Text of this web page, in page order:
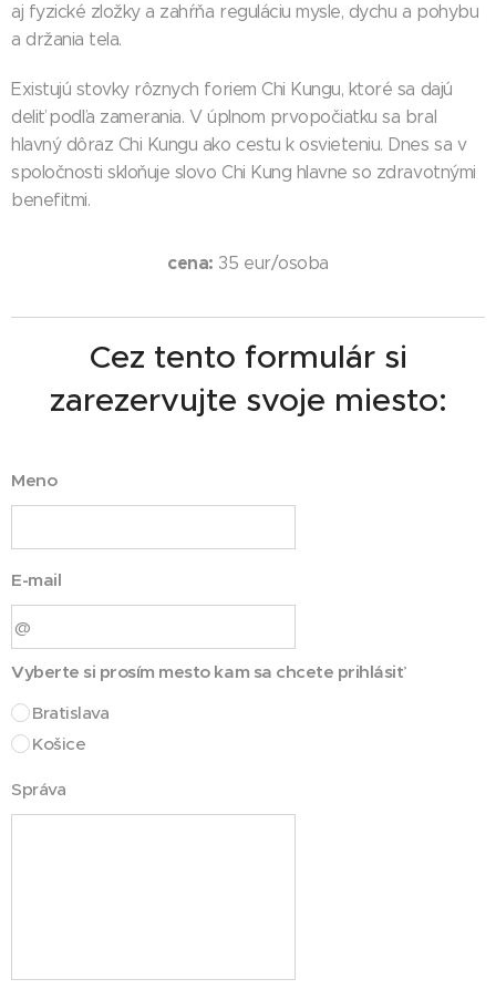
aj fyzické zložky a zahŕňa reguláciu mysle, dychu a pohybu
a držania tela.
Existujú stovky rôznych foriem Chi Kungu, ktoré sa dajú
deliť podľa zamerania. V úplnom prvopočiatku sa bral
hlavný dôraz Chi Kungu ako cestu k osvieteniu. Dnes sa v
spoločnosti skloňuje slovo Chi Kung hlavne so zdravotnými
benefitmi.
cena: 35 eur/osoba
Cez tento formulár si
zarezervujte svoje miesto:
Meno
E-mail
Vyberte si prosím mesto kam sa chcete prihlásiť
Bratislava
Košice
Správa